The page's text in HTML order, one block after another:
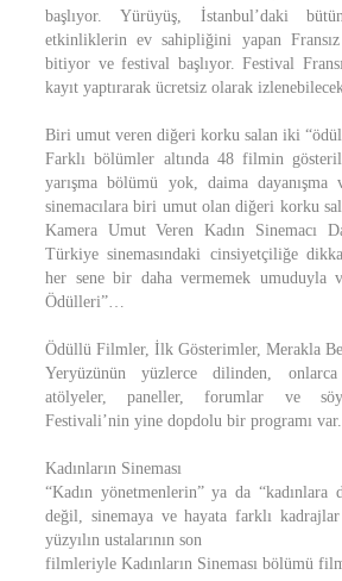
başlıyor. Yürüyüş, İstanbul’daki
etkinliklerin ev sahipliğini yapan
bitiyor ve festival başlıyor. Festival
kayıt yaptırarak ücretsiz olarak
Biri umut veren diğeri korku salan iki
Farklı bölümler altında 48 filmin
yarışma bölümü yok, daima
sinemacılara biri umut olan diğeri korku
Kamera Umut Veren Kadın Sinemacı
Türkiye sinemasındaki cinsiyetçiliğe
her sene bir daha vermemek umuduyla
Ödülleri”…
Ödüllü Filmler, İlk Gösterimler, Merakla
Yeryüzünün yüzlerce dilinden,
atölyeler, paneller, forumlar ve
Festivali’nin yine dopdolu bir programı var.
Kadınların Sineması
“Kadın yönetmenlerin” ya da “kadınlara
değil, sinemaya ve hayata farklı kadrajlar
yüzyılın ustalarının son
filmleriyle Kadınların Sineması bölümü